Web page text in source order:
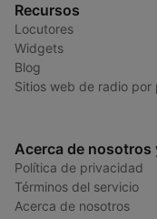
Recursos
Locutores
Widgets
Blog
Sitios web de radio por
Acerca de nosotros
Política de privacidad
Términos del servicio
Acerca de nosotros